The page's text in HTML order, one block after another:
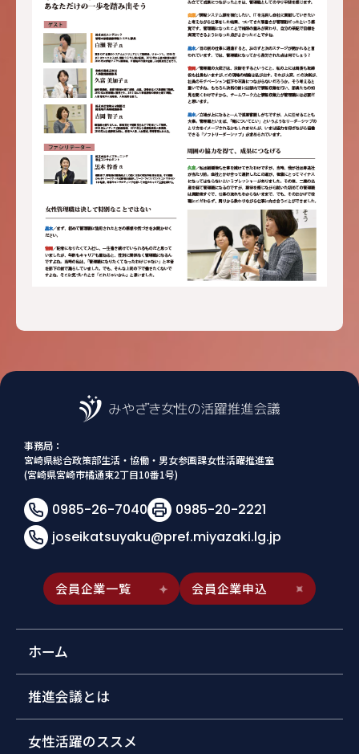
事務局：
宮崎県総合政策部生活・協働・男女参画課女性活躍推進室
(宮崎県宮崎市橘通東2丁目10番1号)
0985-26-7040
0985-20-2221
joseikatsuyaku@pref.miyazaki.lg.jp
会員企業一覧 会員企業申込
ホーム
推進会議とは
女性活躍のススメ